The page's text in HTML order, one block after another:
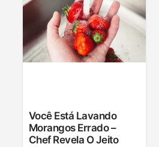
Você Está Lavando
Morangos Errado –
Chef Revela O Jeito